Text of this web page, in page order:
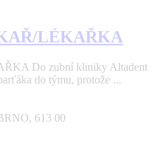
LÉKAŘKA
Do zubní kliniky Altadent
do týmu, protože ...
613 00